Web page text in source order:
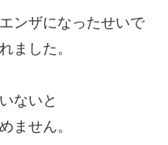
ンザになったせいで
ました。
ないと
ません。